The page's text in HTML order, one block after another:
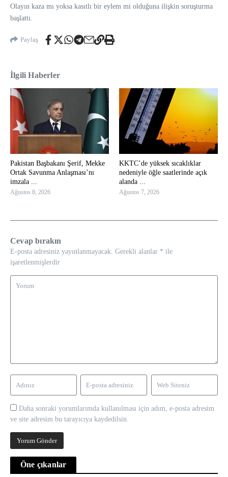
Olayın kaza mı yoksa kasıtlı bir eylem mi olduğuna ilişkin soruşturma
başlattı.
Paylaş
İlgili Haberler
Pakistan Başbakanı Şerif, Mekke
Ortak Savunma Anlaşması’nı
imzala ...
Ağustos 8, 2026
KKTC’de yüksek sıcaklıklar
nedeniyle öğle saatlerinde açık
alanda ...
Ağustos 7, 2026
Cevap bırakın
E-posta adresiniz yayınlanmayacak. Gerekli alanlar * ile
işaretlenmişlerdir
Daha sonraki yorumlarımda kullanılması için adım, e-posta adresim
ve site adresim bu tarayıcıya kaydedilsin.
Öne çıkanlar